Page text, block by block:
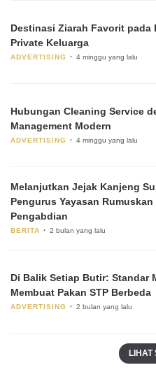
Destinasi Ziarah Favorit pada
Private Keluarga
ADVERTISING 4 minggu yang lalu
Hubungan Cleaning Service
Management Modern
ADVERTISING 4 minggu yang lalu
Melanjutkan Jejak Kanjeng
Pengurus Yayasan Rumuskan
Pengabdian
BERITA 2 bulan yang lalu
Di Balik Setiap Butir: Standar
Membuat Pakan STP Berbeda
ADVERTISING 2 bulan yang lalu
LIHAT